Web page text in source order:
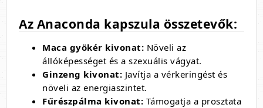
Az Anaconda kapszula összetevők:
Maca gyökér kivonat: Növeli az
állóképességet és a szexuális vágyat.
Ginzeng kivonat: Javítja a vérkeringést és
növeli az energiaszintet.
Fűrészpálma kivonat: Támogatja a prosztata